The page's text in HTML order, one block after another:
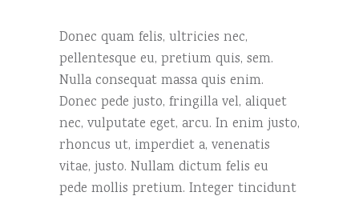
Donec quam felis, ultricies nec,
pellentesque eu, pretium quis, sem.
Nulla consequat massa quis enim.
Donec pede justo, fringilla vel, aliquet
nec, vulputate eget, arcu. In enim justo,
rhoncus ut, imperdiet a, venenatis
vitae, justo. Nullam dictum felis eu
pede mollis pretium. Integer tincidunt